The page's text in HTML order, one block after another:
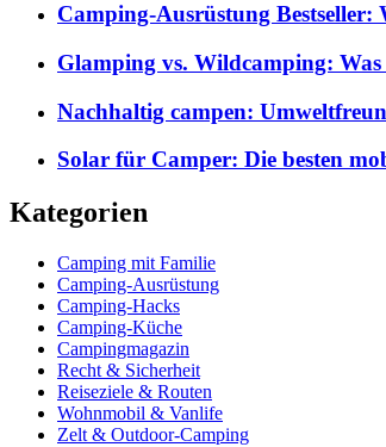
Camping-Ausrüstung
Glamping vs. Wildcamping: Was
Nachhaltig campen:
Solar für Camper: Die besten
Kategorien
Camping mit Familie
Camping-Ausrüstung
Camping-Hacks
Camping-Küche
Campingmagazin
Recht & Sicherheit
Reiseziele & Routen
Wohnmobil & Vanlife
Zelt & Outdoor-Camping